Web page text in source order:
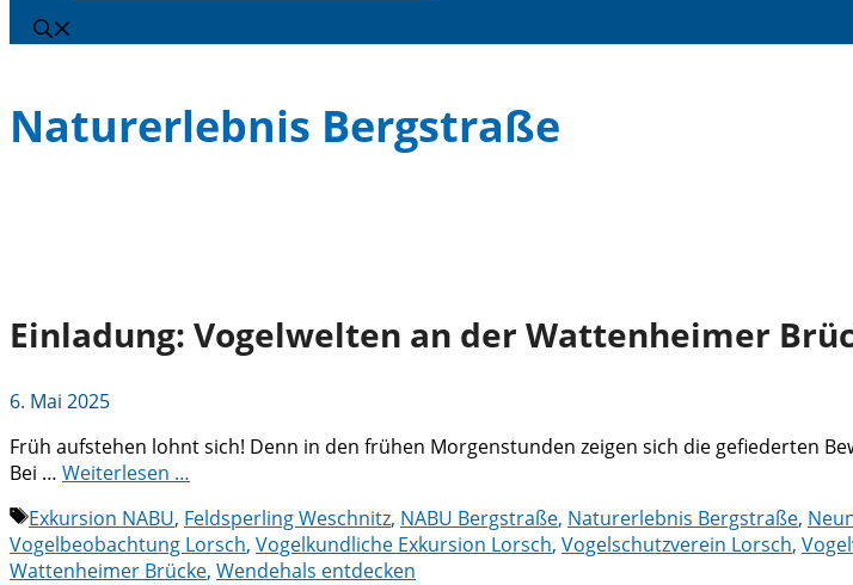
Naturerlebnis Bergstraße
Einladung: Vogelwelten an der Wattenheimer
6. Mai 2025
Früh aufstehen lohnt sich! Denn in den frühen Morgenstunden zeigen sich die gefiederten
Bei … Weiterlesen …
Schlagwörter
Exkursion NABU, Feldsperling Weschnitz, NABU Bergstraße, Naturerlebnis Bergstraße,
Vogelbeobachtung Lorsch, Vogelkundliche Exkursion Lorsch, Vogelschutzverein Lorsch,
Wattenheimer Brücke, Wendehals entdecken